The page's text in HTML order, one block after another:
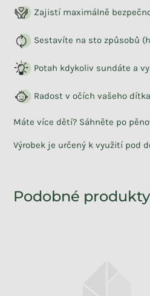
Zajistí maximálně
Sestavíte na sto způsobů
Potah kdykoliv sundáte a
Radost v očích vašeho
Máte více dětí? Sáhněte po
Výrobek je určený k využití pod